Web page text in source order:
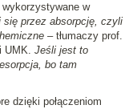
w
się przez absorpcję, czyli
– tłumaczy prof.
UMK. Jeśli jest to
bo tam
dzięki połączeniom